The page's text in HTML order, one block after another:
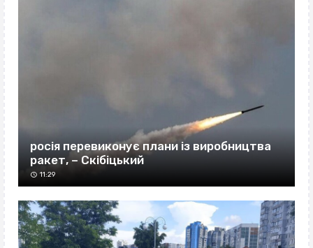
росія перевиконує плани із виробництва
ракет, – Скібіцький
11:29